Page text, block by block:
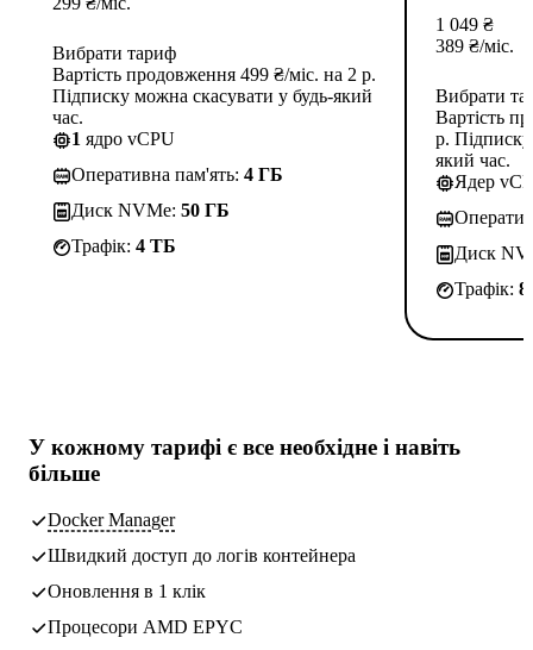
Вибрати тариф
Вартість продовження 499 ₴/міс. на 2 р.
Підписку можна скасувати у будь-який
час.
1 ядро vCPU
Оперативна пам'ять: 4 ГБ
Диск NVMe: 50 ГБ
Трафік: 4 TБ
1 049 ₴
389 ₴/міс.
Вибрати
Вартість
р.
який час.
Ядер
Диск
Трафік:
У кожному тарифі є все необхідне і навіть
більше
Docker Manager
Швидкий доступ до логів контейнера
Оновлення в 1 клік
Процесори AMD EPYC